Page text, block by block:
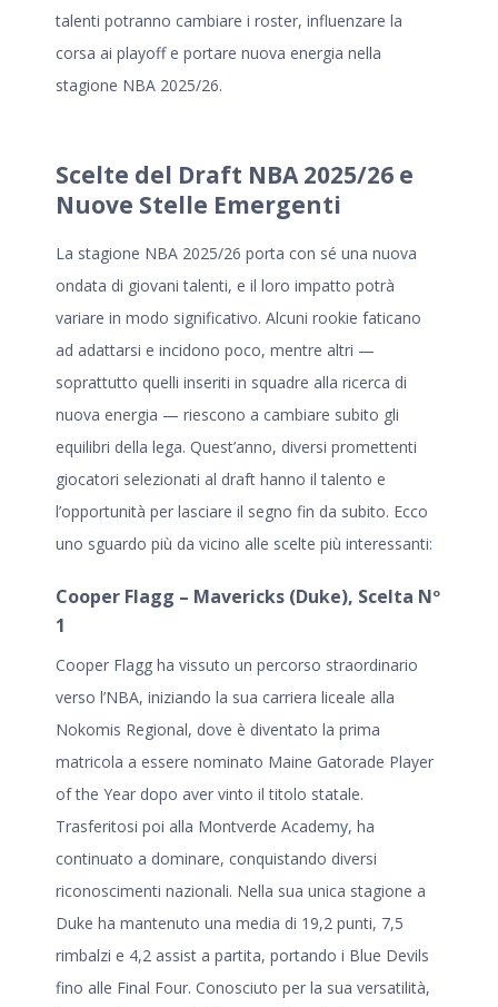
talenti potranno cambiare i roster, influenzare la
corsa ai playoff e portare nuova energia nella
stagione NBA 2025/26.
Scelte del Draft NBA 2025/26 e
Nuove Stelle Emergenti
La stagione NBA 2025/26 porta con sé una nuova
ondata di giovani talenti, e il loro impatto potrà
variare in modo significativo. Alcuni rookie faticano
ad adattarsi e incidono poco, mentre altri —
soprattutto quelli inseriti in squadre alla ricerca di
nuova energia — riescono a cambiare subito gli
equilibri della lega. Quest’anno, diversi promettenti
giocatori selezionati al draft hanno il talento e
l’opportunità per lasciare il segno fin da subito. Ecco
uno sguardo più da vicino alle scelte più interessanti:
Cooper Flagg – Mavericks (Duke), Scelta Nº
1
Cooper Flagg ha vissuto un percorso straordinario
verso l’NBA, iniziando la sua carriera liceale alla
Nokomis Regional, dove è diventato la prima
matricola a essere nominato Maine Gatorade Player
of the Year dopo aver vinto il titolo statale.
Trasferitosi poi alla Montverde Academy, ha
continuato a dominare, conquistando diversi
riconoscimenti nazionali. Nella sua unica stagione a
Duke ha mantenuto una media di 19,2 punti, 7,5
rimbalzi e 4,2 assist a partita, portando i Blue Devils
fino alle Final Four. Conosciuto per la sua versatilità,